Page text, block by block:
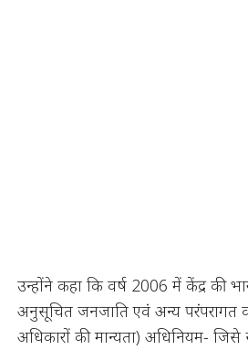
उन्होंने कहा कि वर्ष 2006 में केंद्र की
अनुसूचित जनजाति एवं अन्य परंपरागत
अधिकारों की मान्यता) अधिनियम- जिसे